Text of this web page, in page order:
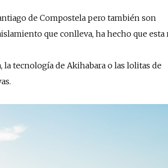
de Compostela pero también son
que conlleva, ha hecho que
la tecnología de Akihabara o las lolitas de